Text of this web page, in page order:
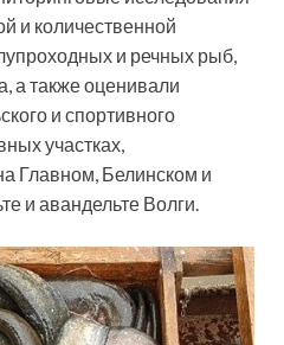
и количественной
и речных рыб,
а также оценивали
и спортивного
участках,
Главном, Белинском и
и авандельте Волги.